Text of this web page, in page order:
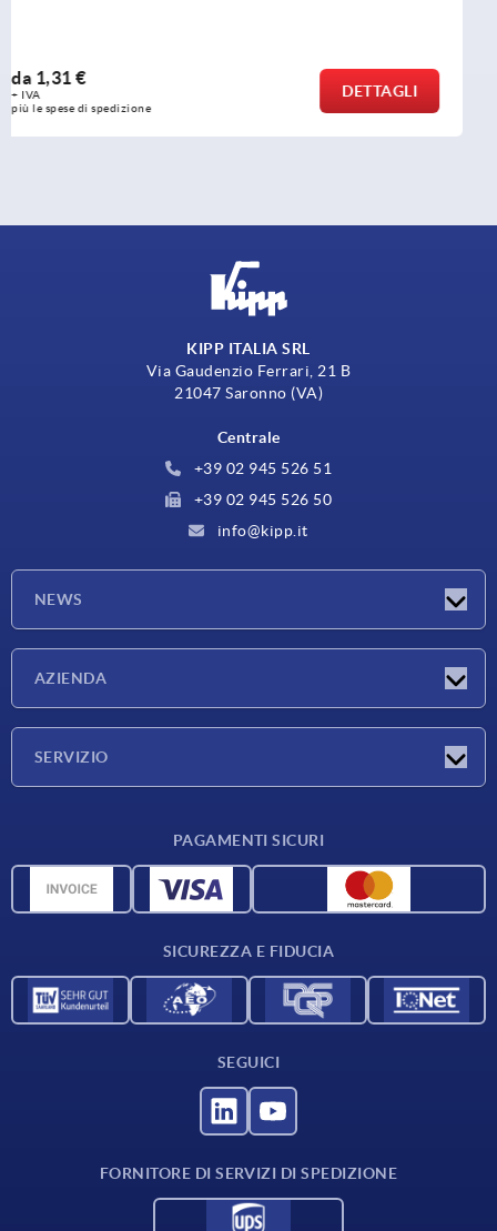
da0,56 €
più le spese di spedizione
DETTAGLI
KIPP ITALIA SRL
Via Gaudenzio Ferrari, 21 B
21047 Saronno (VA)
Centrale
+39 02 945 526 51
+39 02 945 526 50
info@kipp.it
NEWS
AZIENDA
SERVIZIO
Dati CAD
PAGAMENTI SICURI
SICUREZZA E FIDUCIA
SEGUICI
FORNITORE DI SERVIZI DI SPEDIZIONE